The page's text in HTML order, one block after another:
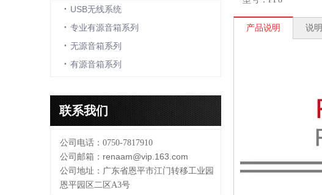
USB无线系统
专业有源音箱系列
无源音箱系列
有源音箱系列
联系我们
公司电话：0750-7817910
公司邮箱： renaam@vip.163.com
公司地址：广东省恩平市江门转移工业园
恩平园区二区A3号
产品说明 说明